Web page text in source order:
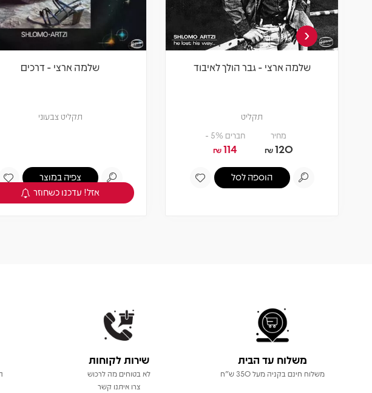
שלמה ארצי - גבר הולך לאיבוד
תקליט
מחיר
120
₪
חברים 5% -
114
₪
הוספה לסל
שלמה ארצי - דרכים
תקליט צבעוני
צפיה במוצר
אזל! עדכנו כשחוזר
‹
משלוח עד הבית
משלוח חינם בקניה מעל 350 ש"ח
שירות לקוחות
לא בטוחים מה לרכוש
צרו איתנו קשר